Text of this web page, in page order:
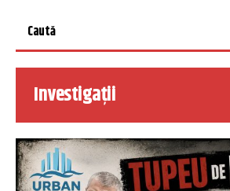
Investigații